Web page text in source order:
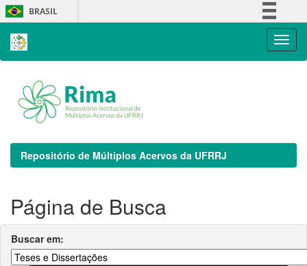
Skip
navigation
BRASIL
Repositório de Múltiplos Acervos da UFRRJ
Página de Busca
Buscar em: